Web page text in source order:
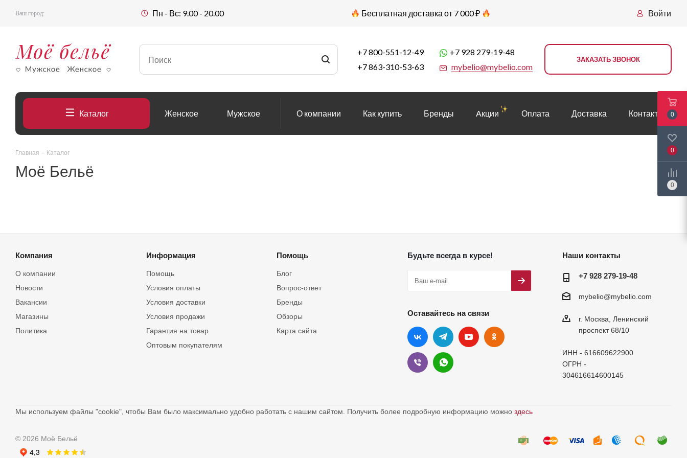
Ваш город: Пн - Вс: 9.00 - 20.00 Бесплатная доставка от 7 000 ₽ Войти
+7 800-551-12-49
+7 863-310-53-63
+7 928 279-19-48
mybelio@mybelio.com
ЗАКАЗАТЬ ЗВОНОК
Каталог Женское Мужское О компании Как купить Бренды Aкции Оплата Доставка Контакты
Главная - Каталог
Моё Бельё
Компания
О компании
Новости
Вакансии
Магазины
Политика
Информация
Помощь
Условия оплаты
Условия доставки
Условия продажи
Гарантия на товар
Оптовым покупателям
Помощь
Блог
Вопрос-ответ
Бренды
Обзоры
Карта сайта
Будьте всегда в курсе!
Оставайтесь на связи
Наши контакты
+7 928 279-19-48
mybelio@mybelio.com
г. Москва, Ленинский
проспект 68/10
ИНН - 616609622900
ОГРН -
304616614600145
Мы используем файлы "cookie", чтобы Вам было максимально удобно работать с нашим сайтом. Получить более подробную информацию можно здесь
© 2026 Моё Бельё
0
0
0